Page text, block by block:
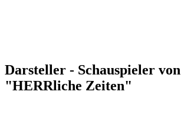
Darsteller - Schauspieler von
"HERRliche Zeiten"